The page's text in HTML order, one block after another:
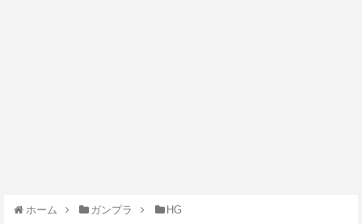
ホーム ガンプラ HG